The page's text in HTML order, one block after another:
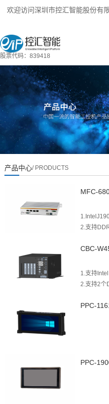
欢迎访问深圳市控汇智能股份有限
股票代码：839418
产品中心/ PRODUCTS
MFC-
2.支持
3.4个Intel
能、
卡槽
6.4个USB
CBC-
1.支持
2.支持2个
4.支持6个
PPC-
PPC-